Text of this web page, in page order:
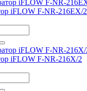
iFLOW F-NR-216EX/2
iFLOW F-NR-216X/2